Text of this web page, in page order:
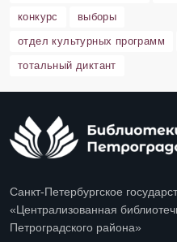
конкурс
выборы
отдел культурных программ
тотальный диктант
Санкт-Петербургское
«Централизованная
Петроградского района»